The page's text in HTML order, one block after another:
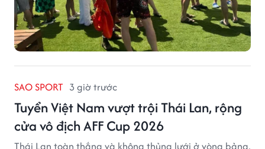
SAO SPORT 3 giờ trước
Tuyển Việt Nam vượt trội Thái Lan, rộng
cửa vô địch AFF Cup 2026
Thái Lan toàn thắng và không thủng lưới ở vòng bảng,